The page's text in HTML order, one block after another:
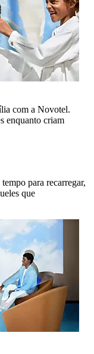
com a Novotel.
enquanto criam
para recarregar,
que